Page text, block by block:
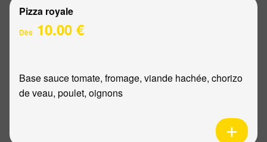
Pizza royale
Dès 10.00 €
Base sauce tomate, fromage, viande hachée, chorizo
de veau, poulet, oignons